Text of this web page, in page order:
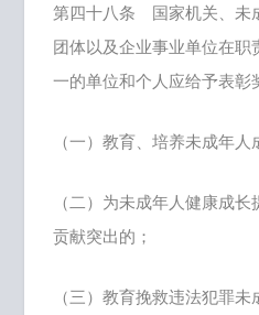
第四十八条 国家机关、未
团体以及企业事业单位在职
一的单位和个人应给予表彰
（一）教育、培养未成年人
（二）为未成年人健康成
贡献突出的；
（三）教育挽救违法犯罪未